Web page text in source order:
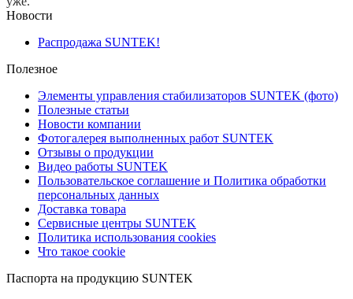
Новости
Распродажа SUNTEK!
Полезное
Элементы управления стабилизаторов SUNTEK (фото)
Полезные статьи
Новости компании
Фотогалерея выполненных работ SUNTEK
Отзывы о продукции
Видео работы SUNTEK
Пользовательское соглашение и Политика обработки
персональных данных
Доставка товара
Сервисные центры SUNTEK
Политика использования cookies
Что такое cookie
Паспорта на продукцию SUNTEK